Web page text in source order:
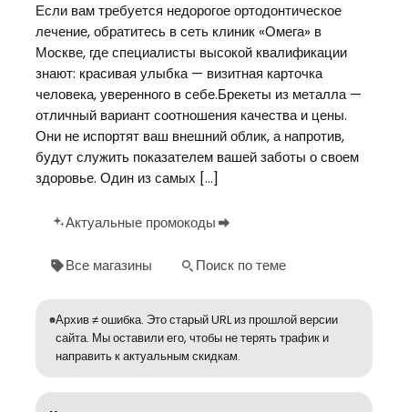
Если вам требуется недорогое ортодонтическое
лечение, обратитесь в сеть клиник «Омега» в
Москве, где специалисты высокой квалификации
знают: красивая улыбка — визитная карточка
человека, уверенного в себе.Брекеты из металла —
отличный вариант соотношения качества и цены.
Они не испортят ваш внешний облик, а напротив,
будут служить показателем вашей заботы о своем
здоровье. Один из самых […]
Актуальные промокоды
Все магазины Поиск по теме
Архив ≠ ошибка. Это старый URL из прошлой версии
сайта. Мы оставили его, чтобы не терять трафик и
направить к актуальным скидкам.